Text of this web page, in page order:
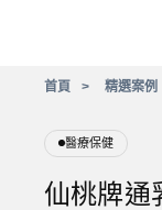
首頁 精選案例
醫療保健
仙桃牌通